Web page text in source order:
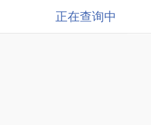
正在查询中